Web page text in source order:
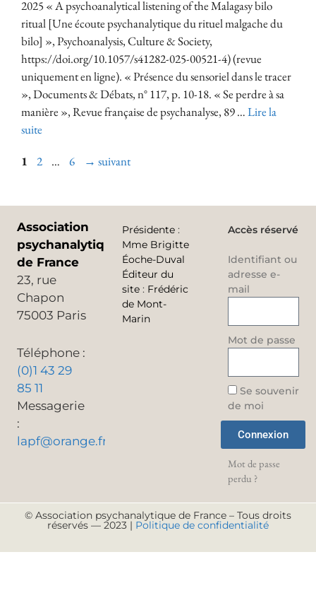
2025 « A psychoanalytical listening of the Malagasy bilo
ritual [Une écoute psychanalytique du rituel malgache du
bilo] », Psychoanalysis, Culture & Society,
https://doi.org/10.1057/s41282-025-00521-4) (revue
uniquement en ligne). « Présence du sensoriel dans le tracer
», Documents & Débats, n° 117, p. 10-18. « Se perdre à sa
manière », Revue française de psychanalyse, 89 …Lire la
suite
1 2 … 6 → suivant
Association
psychanalytique
de France
23, rue
Chapon
75003 Paris
Téléphone :
(0)1 43 29
85 11
Messagerie
:
lapf@orange.fr
Présidente :
Mme Brigitte
Éoche-Duval
Éditeur du
site : Frédéric
de Mont-
Marin
Accès réservé
Identifiant ou
adresse e-
mail
Mot de passe
Se souvenir
de moi
Connexion
Mot de passe
perdu ?
© Association psychanalytique de France – Tous droits
réservés — 2023 | Politique de confidentialité